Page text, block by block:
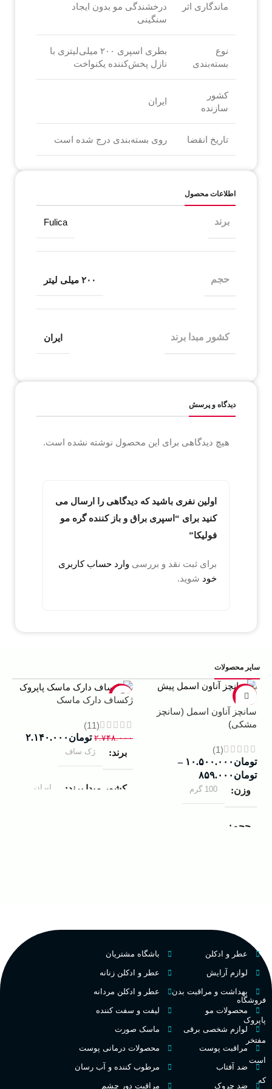
ماندگاری اثر
درخشندگی مو بدون ایجاد
سنگینی
نوع
بسته‌بندی
بطری اسپری ۲۰۰ میلی‌لیتری با
نازل پخش‌کننده یکنواخت
کشور
سازنده
ایران
تاریخ انقضا روی بسته‌بندی درج شده است
اطلاعات محصول
برند Fulica
حجم ۲۰۰ میلی لیتر
کشور مبدا برند ایران
دیدگاه و پرسش
هیچ دیدگاهی برای این محصول نوشته نشده است.
اولین نفری باشید که دیدگاهی را ارسال می
کنید برای “اسپری براق‌ و باز کننده گره مو
فولیکا”
برای ثبت نقد و بررسی وارد حساب کاربری
خود شوید.
سایر محصولات
-13%
سانچز آناون اسمل (سانچز
مشکی)
(1)
تومان ۱۰.۵۰۰.۰۰۰ –
تومان ۸۵۹.۰۰۰
وزن
100 گرم
حجم
کشور مبدا برند
طبع تلخ
غلظت
اکسترکت دو پرفیوم
گروه بویایی میوه ای
-22%
ژکساف دارک ماسک
(11)
۲.۷۴۸.۰۰۰ تومان ۲.۱۴۰.۰۰۰
برند
ژک ساف
کشور مبدا برند ایران
میوه‌ها و مرکبات، وانیل،
فروشگاه
پاپروک
مفتخر
است
که
عطر و ادکلن
لوازم آرایش
بهداشت و مراقبت بدن
محصولات مو
لوازم شخصی برقی
مراقبت پوست
ضد آفتاب
ضد چروک
باشگاه مشتریان
عطر و ادکلن زنانه
عطر و ادکلن مردانه
لیفت و سفت کننده
ماسک صورت
محصولات درمانی پوست
مرطوب کننده و آب رسان
مراقبت دور چشم